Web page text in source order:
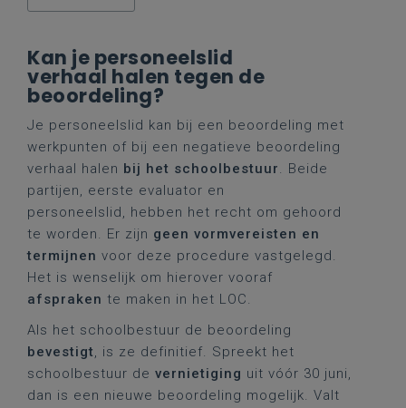
Kan je personeelslid
verhaal halen tegen de
beoordeling?
Je personeelslid kan bij een beoordeling met
werkpunten of bij een negatieve beoordeling
verhaal halen bij het schoolbestuur. Beide
partijen, eerste evaluator en
personeelslid, hebben het recht om gehoord
te worden. Er zijn geen vormvereisten en
termijnen voor deze procedure vastgelegd.
Het is wenselijk om hierover vooraf
afspraken te maken in het LOC.
Als het schoolbestuur de beoordeling
bevestigt, is ze definitief. Spreekt het
schoolbestuur de vernietiging uit vóór 30 juni,
dan is een nieuwe beoordeling mogelijk. Valt